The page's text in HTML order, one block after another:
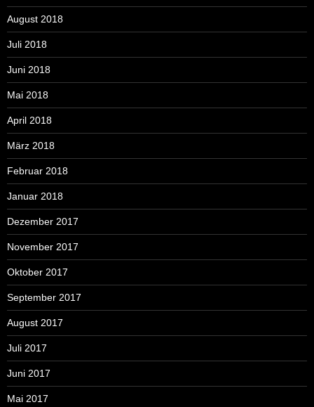
August 2018
Juli 2018
Juni 2018
Mai 2018
April 2018
März 2018
Februar 2018
Januar 2018
Dezember 2017
November 2017
Oktober 2017
September 2017
August 2017
Juli 2017
Juni 2017
Mai 2017